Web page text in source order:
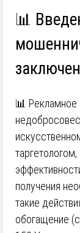
📊
📊 Рекламное
получения
такие
обогащение